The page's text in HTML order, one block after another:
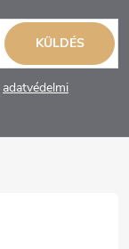
adatvédelmi
KÜLDÉS